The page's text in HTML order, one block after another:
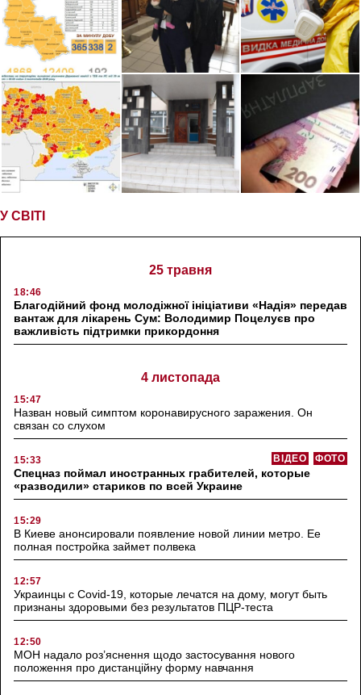
У СВІТІ
25 травня
18:46
Благодійний фонд молодіжної ініціативи «Надія» передав
вантаж для лікарень Сум: Володимир Поцелуєв про
важливість підтримки прикордоння
4 листопада
15:47
Назван новый симптом коронавирусного заражения. Он
связан со слухом
15:33 ФОТО
ВІДЕО
Спецназ поймал иностранных грабителей, которые
«разводили» стариков по всей Украине
15:29
В Киеве анонсировали появление новой линии метро. Ее
полная постройка займет полвека
12:57
Украинцы с Covid-19, которые лечатся на дому, могут быть
признаны здоровыми без результатов ПЦР-теста
12:50
МОН надало роз’яснення щодо застосування нового
положення про дистанційну форму навчання